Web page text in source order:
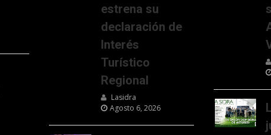
estrena su
declaración de
Interés
Turístico
Regional
Lasidra
Agosto 6, 2026